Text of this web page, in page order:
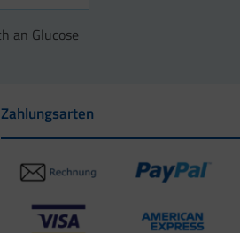
an Glucose
Zahlungsarten